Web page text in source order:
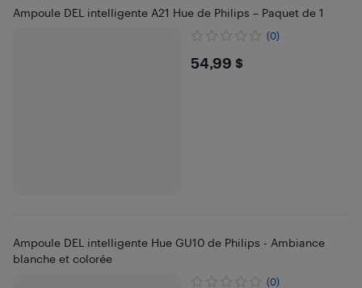
Ampoule DEL intelligente A21 Hue de Philips – Paquet de 1
(0)
$54.99
54,99 $
Ampoule DEL intelligente Hue GU10 de Philips - Ambiance
blanche et colorée
(0)